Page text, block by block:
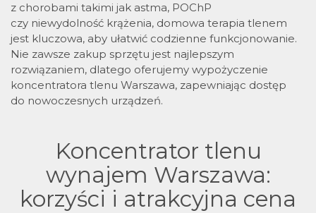
z chorobami takimi jak astma, POChP
czy niewydolność krążenia, domowa terapia tlenem
jest kluczowa, aby ułatwić codzienne funkcjonowanie.
Nie zawsze zakup sprzętu jest najlepszym
rozwiązaniem, dlatego oferujemy wypożyczenie
koncentratora tlenu Warszawa, zapewniając dostęp
do nowoczesnych urządzeń.
Koncentrator tlenu
wynajem Warszawa:
korzyści i atrakcyjna cena